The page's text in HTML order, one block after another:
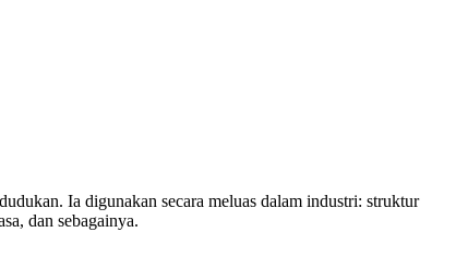
Ia digunakan secara meluas dalam industri: struktur
dan sebagainya.